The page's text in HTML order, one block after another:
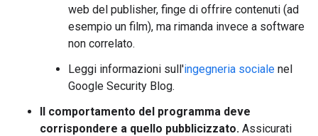
web del publisher, finge di offrire contenuti (ad
esempio un film), ma rimanda invece a software
non correlato.
Leggi informazioni sull'ingegneria sociale nel
Google Security Blog.
Il comportamento del programma deve
corrispondere a quello pubblicizzato. Assicurati